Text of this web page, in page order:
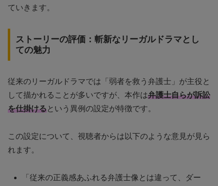
ていきます。
ストーリーの評価：斬新なリーガルドラマとし
ての魅力
従来のリーガルドラマでは「弱者を救う弁護士」が主役と
して描かれることが多いですが、本作は弁護士自らが訴訟
を仕掛けるという異例の設定が特徴です。
この設定について、視聴者からは以下のような意見が見ら
れます。
「従来の正義感あふれる弁護士像とは違って、ダー